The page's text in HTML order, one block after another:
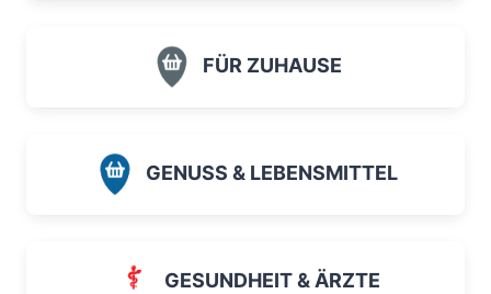
FÜR ZUHAUSE
GENUSS & LEBENSMITTEL
GESUNDHEIT & ÄRZTE